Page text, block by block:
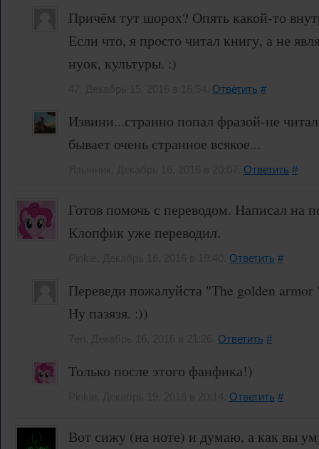
Причём тут шорох? Опять какой-то
Если что, я просто читал книгу, а не
нуок, культуры. :)
Ответить #
Извини...странно попал фразой-не
бывает очень странное всякое...
Ответить #
Готов помочь с переводом. Написал на
Клопфик уже переводил.
Ответить #
Переведи пожалуйста "The golden armor
Ну пазязя. :))
Ответить #
Только после этого фанфика!)
Ответить #
Вот сижу (на ноте) и думаю, а как вы